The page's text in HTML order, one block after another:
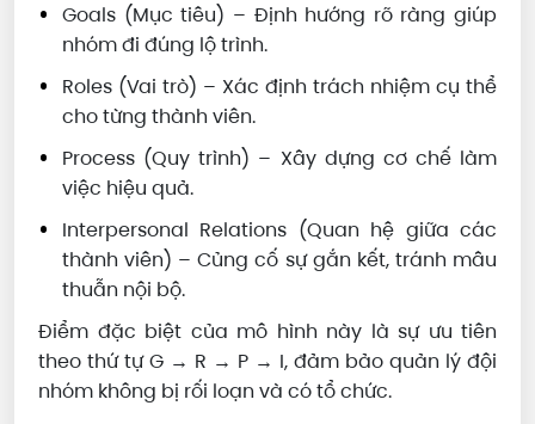
Goals (Mục tiêu) – Định hướng rõ ràng giúp
nhóm đi đúng lộ trình.
Roles (Vai trò) – Xác định trách nhiệm cụ thể
cho từng thành viên.
Process (Quy trình) – Xây dựng cơ chế làm
việc hiệu quả.
Interpersonal Relations (Quan hệ giữa các
thành viên) – Củng cố sự gắn kết, tránh mâu
thuẫn nội bộ.
Điểm đặc biệt của mô hình này là sự ưu tiên
theo thứ tự G → R → P → I, đảm bảo quản lý đội
nhóm không bị rối loạn và có tổ chức.